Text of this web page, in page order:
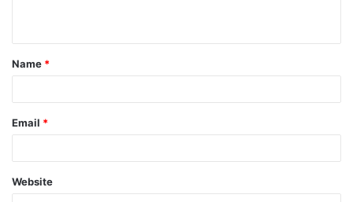
t
*
Name *
Email *
Website